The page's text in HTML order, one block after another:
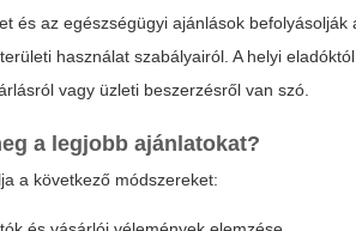
és az egészségügyi ajánlások
használat szabályairól. A helyi
vagy üzleti beszerzésről van szó.
a legjobb ajánlatokat?
a következő módszereket: